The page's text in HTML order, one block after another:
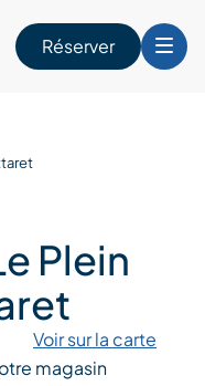
Réserver
Plein
Voir sur la carte
magasin